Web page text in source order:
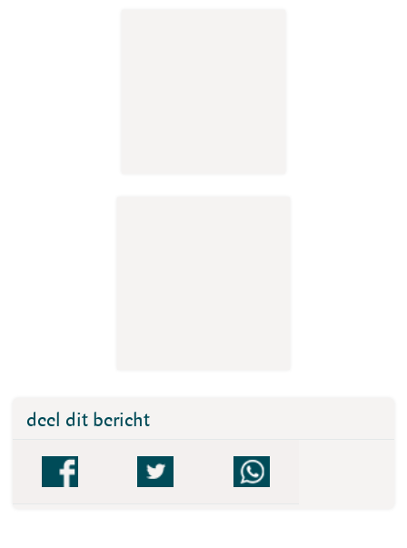
deel dit bericht